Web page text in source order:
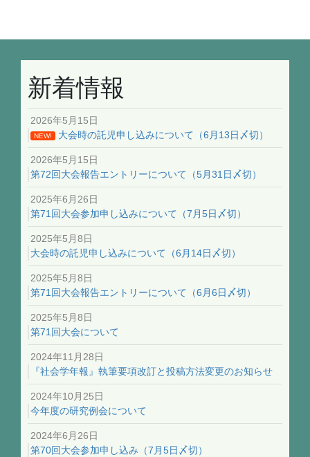
新着情報
2026年5月15日
NEW! 大会時の託児申し込みについて（6月13日〆切）
2026年5月15日
第72回大会報告エントリーについて（5月31日〆切）
2025年6月26日
第71回大会参加申し込みについて（7月5日〆切）
2025年5月8日
大会時の託児申し込みについて（6月14日〆切）
2025年5月8日
第71回大会報告エントリーについて（6月6日〆切）
2025年5月8日
第71回大会について
2024年11月28日
『社会学年報』執筆要項改訂と投稿方法変更のお知らせ
2024年10月25日
今年度の研究例会について
2024年6月26日
第70回大会参加申し込み（7月5日〆切）